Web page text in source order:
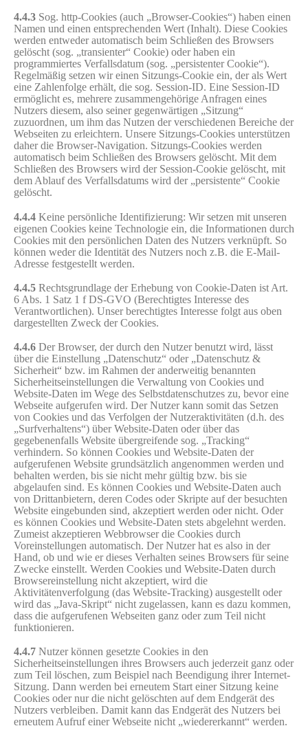
4.4.3 Sog. http-Cookies (auch „Browser-Cookies“) haben einen
Namen und einen entsprechenden Wert (Inhalt). Diese Cookies
werden entweder automatisch beim Schließen des Browsers
gelöscht (sog. „transienter“ Cookie) oder haben ein
programmiertes Verfallsdatum (sog. „persistenter Cookie“).
Regelmäßig setzen wir einen Sitzungs-Cookie ein, der als Wert
eine Zahlenfolge erhält, die sog. Session-ID. Eine Session-ID
ermöglicht es, mehrere zusammengehörige Anfragen eines
Nutzers diesem, also seiner gegenwärtigen „Sitzung“
zuzuordnen, um ihm das Nutzen der verschiedenen Bereiche der
Webseiten zu erleichtern. Unsere Sitzungs-Cookies unterstützen
daher die Browser-Navigation. Sitzungs-Cookies werden
automatisch beim Schließen des Browsers gelöscht. Mit dem
Schließen des Browsers wird der Session-Cookie gelöscht, mit
dem Ablauf des Verfallsdatums wird der „persistente“ Cookie
gelöscht.
4.4.4 Keine persönliche Identifizierung: Wir setzen mit unseren
eigenen Cookies keine Technologie ein, die Informationen durch
Cookies mit den persönlichen Daten des Nutzers verknüpft. So
können weder die Identität des Nutzers noch z.B. die E-Mail-
Adresse festgestellt werden.
4.4.5 Rechtsgrundlage der Erhebung von Cookie-Daten ist Art.
6 Abs. 1 Satz 1 f DS-GVO (Berechtigtes Interesse des
Verantwortlichen). Unser berechtigtes Interesse folgt aus oben
dargestellten Zweck der Cookies.
4.4.6 Der Browser, der durch den Nutzer benutzt wird, lässt
über die Einstellung „Datenschutz“ oder „Datenschutz &
Sicherheit“ bzw. im Rahmen der anderweitig benannten
Sicherheitseinstellungen die Verwaltung von Cookies und
Website-Daten im Wege des Selbstdatenschutzes zu, bevor eine
Webseite aufgerufen wird. Der Nutzer kann somit das Setzen
von Cookies und das Verfolgen der Nutzeraktivitäten (d.h. des
„Surfverhaltens“) über Website-Daten oder über das
gegebenenfalls Website übergreifende sog. „Tracking“
verhindern. So können Cookies und Website-Daten der
aufgerufenen Website grundsätzlich angenommen werden und
behalten werden, bis sie nicht mehr gültig bzw. bis sie
abgelaufen sind. Es können Cookies und Website-Daten auch
von Drittanbietern, deren Codes oder Skripte auf der besuchten
Website eingebunden sind, akzeptiert werden oder nicht. Oder
es können Cookies und Website-Daten stets abgelehnt werden.
Zumeist akzeptieren Webbrowser die Cookies durch
Voreinstellungen automatisch. Der Nutzer hat es also in der
Hand, ob und wie er dieses Verhalten seines Browsers für seine
Zwecke einstellt. Werden Cookies und Website-Daten durch
Browsereinstellung nicht akzeptiert, wird die
Aktivitätenverfolgung (das Website-Tracking) ausgestellt oder
wird das „Java-Skript“ nicht zugelassen, kann es dazu kommen,
dass die aufgerufenen Webseiten ganz oder zum Teil nicht
funktionieren.
4.4.7 Nutzer können gesetzte Cookies in den
Sicherheitseinstellungen ihres Browsers auch jederzeit ganz oder
zum Teil löschen, zum Beispiel nach Beendigung ihrer Internet-
Sitzung. Dann werden bei erneutem Start einer Sitzung keine
Cookies oder nur die nicht gelöschten auf dem Endgerät des
Nutzers verbleiben. Damit kann das Endgerät des Nutzers bei
erneutem Aufruf einer Webseite nicht „wiedererkannt“ werden.